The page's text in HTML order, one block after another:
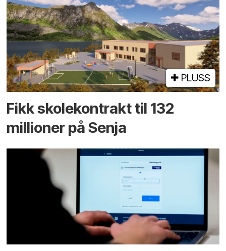
PLUSS
Fikk skole­kontrakt til 132
millioner på Senja